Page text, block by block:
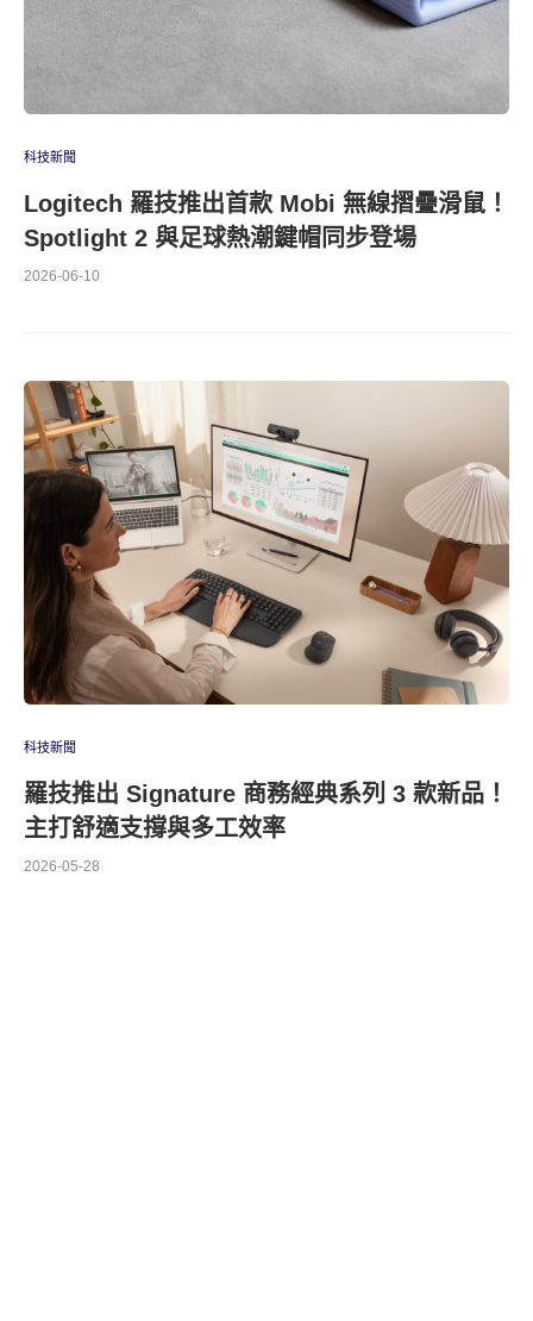
科技新聞
Logitech 羅技推出首款 Mobi 無線摺疊滑鼠！
Spotlight 2 與足球熱潮鍵帽同步登場
2026-06-10
科技新聞
羅技推出 Signature 商務經典系列 3 款新品！
主打舒適支撐與多工效率
2026-05-28